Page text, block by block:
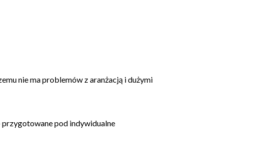
nie ma problemów z aranżacją i dużymi
pod indywidualne